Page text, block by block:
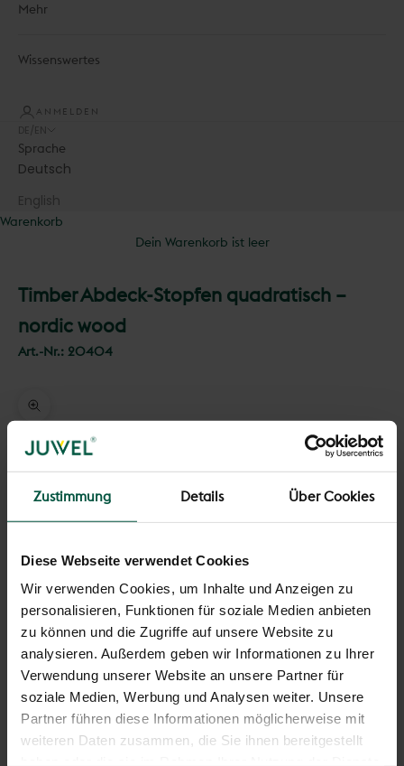
Zustimmung Details Über Cookies
Diese Webseite verwendet Cookies
Wir verwenden Cookies, um Inhalte und Anzeigen zu
personalisieren, Funktionen für soziale Medien anbieten
zu können und die Zugriffe auf unsere Website zu
analysieren. Außerdem geben wir Informationen zu Ihrer
Verwendung unserer Website an unsere Partner für
soziale Medien, Werbung und Analysen weiter. Unsere
Partner führen diese Informationen möglicherweise mit
weiteren Daten zusammen, die Sie ihnen bereitgestellt
Mehr
Wissenswertes
ANMELDEN
DE/EN
Sprache
Deutsch
English
Warenkorb
Dein Warenkorb ist leer
Timber Abdeck-Stopfen quadratisch –
nordic wood
Art.-Nr.: 20404
Bild vergrößern